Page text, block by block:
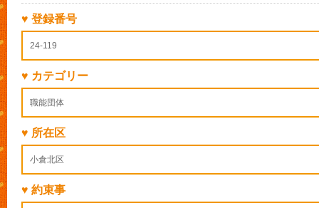
♥ 登録番号
24-119
♥ カテゴリー
職能団体
♥ 所在区
小倉北区
♥ 約束事